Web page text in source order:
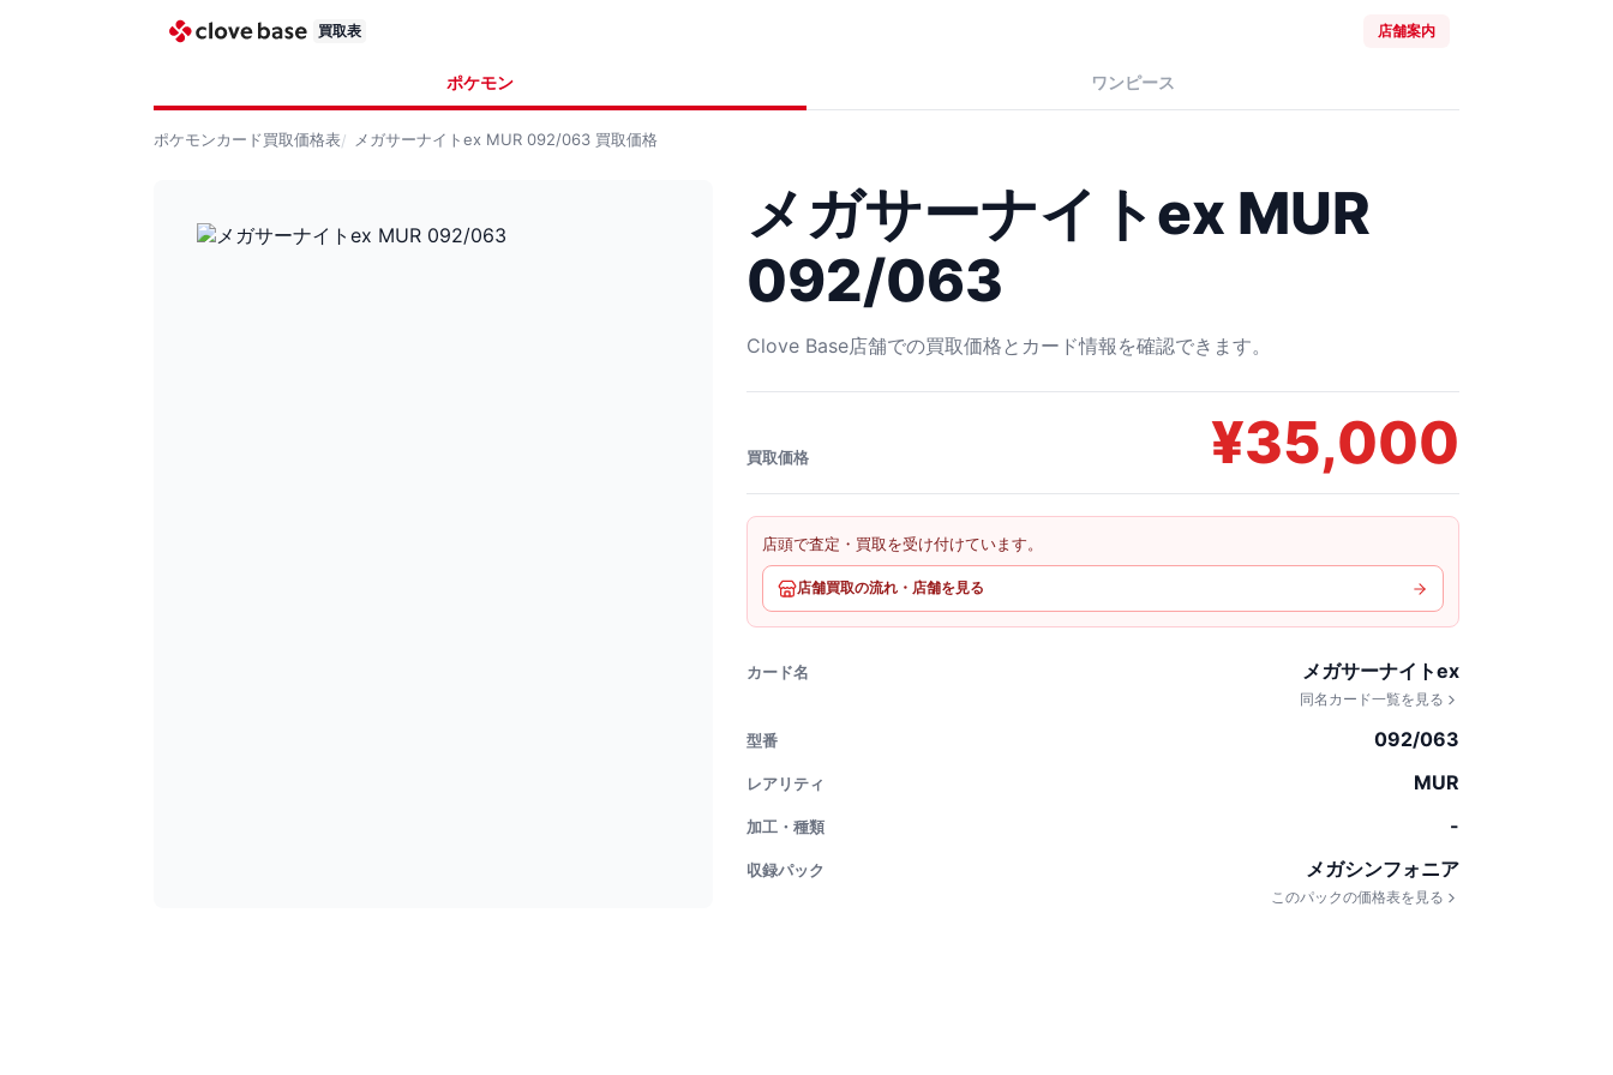
買取表 店舗案内
ポケモン ワンピース
ポケモンカード買取価格表 メガサーナイトex MUR 092/063 買取価格
メガサーナイトex MUR
092/063
Clove Base店舗での買取価格とカード情報を確認できます。
買取価格 ¥35,000
店頭で査定・買取を受け付けています。
店舗買取の流れ・店舗を見る
カード名 メガサーナイトex
同名カード一覧を見る
型番 092/063
レアリティ MUR
加工・種類 -
収録パック メガシンフォニア
このパックの価格表を見る